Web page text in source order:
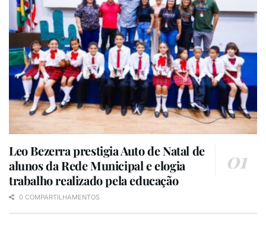
Leo Bezerra prestigia Auto de Natal de
alunos da Rede Municipal e elogia
trabalho realizado pela educação
0 COMPARTILHAMENTOS